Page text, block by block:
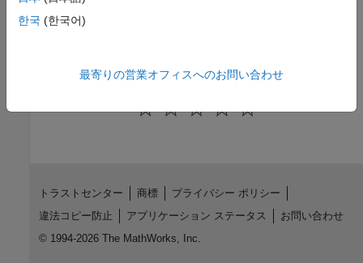
Create a device driver block to access specific features of
How useful was this information?
한국 (한국어)
最寄りの営業オフィスへのお問い合わせ
トラストセンター 商標
プライバシー ポリシー
違法コピー防止
アプリケーション ステータス
お問い合わせ
© 1994-2026 The MathWorks, Inc.